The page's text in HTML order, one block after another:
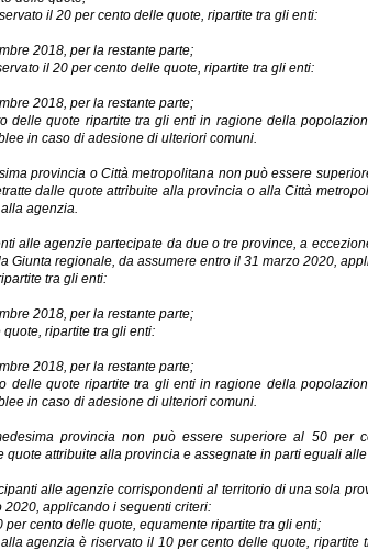
il 20 per cento delle quote, ripartite tra gli enti:
2018, per la restante parte;
il 20 per cento delle quote, ripartite tra gli enti:
2018, per la restante parte;
delle quote ripartite tra gli enti in ragione della
in caso di adesione di ulteriori comuni.
provincia o Città metropolitana non può essere
dalle quote attribuite alla provincia o alla Città
agenzia.
alle agenzie partecipate da due o tre province, a
Giunta regionale, da assumere entro il 31 marzo 2020,
tra gli enti:
2018, per la restante parte;
ripartite tra gli enti:
2018, per la restante parte;
delle quote ripartite tra gli enti in ragione della
in caso di adesione di ulteriori comuni.
provincia non può essere superiore al 50 per
attribuite alla provincia e assegnate in parti eguali
alle agenzie corrispondenti al territorio di una sola
applicando i seguenti criteri:
cento delle quote, equamente ripartite tra gli enti;
agenzia è riservato il 10 per cento delle quote,